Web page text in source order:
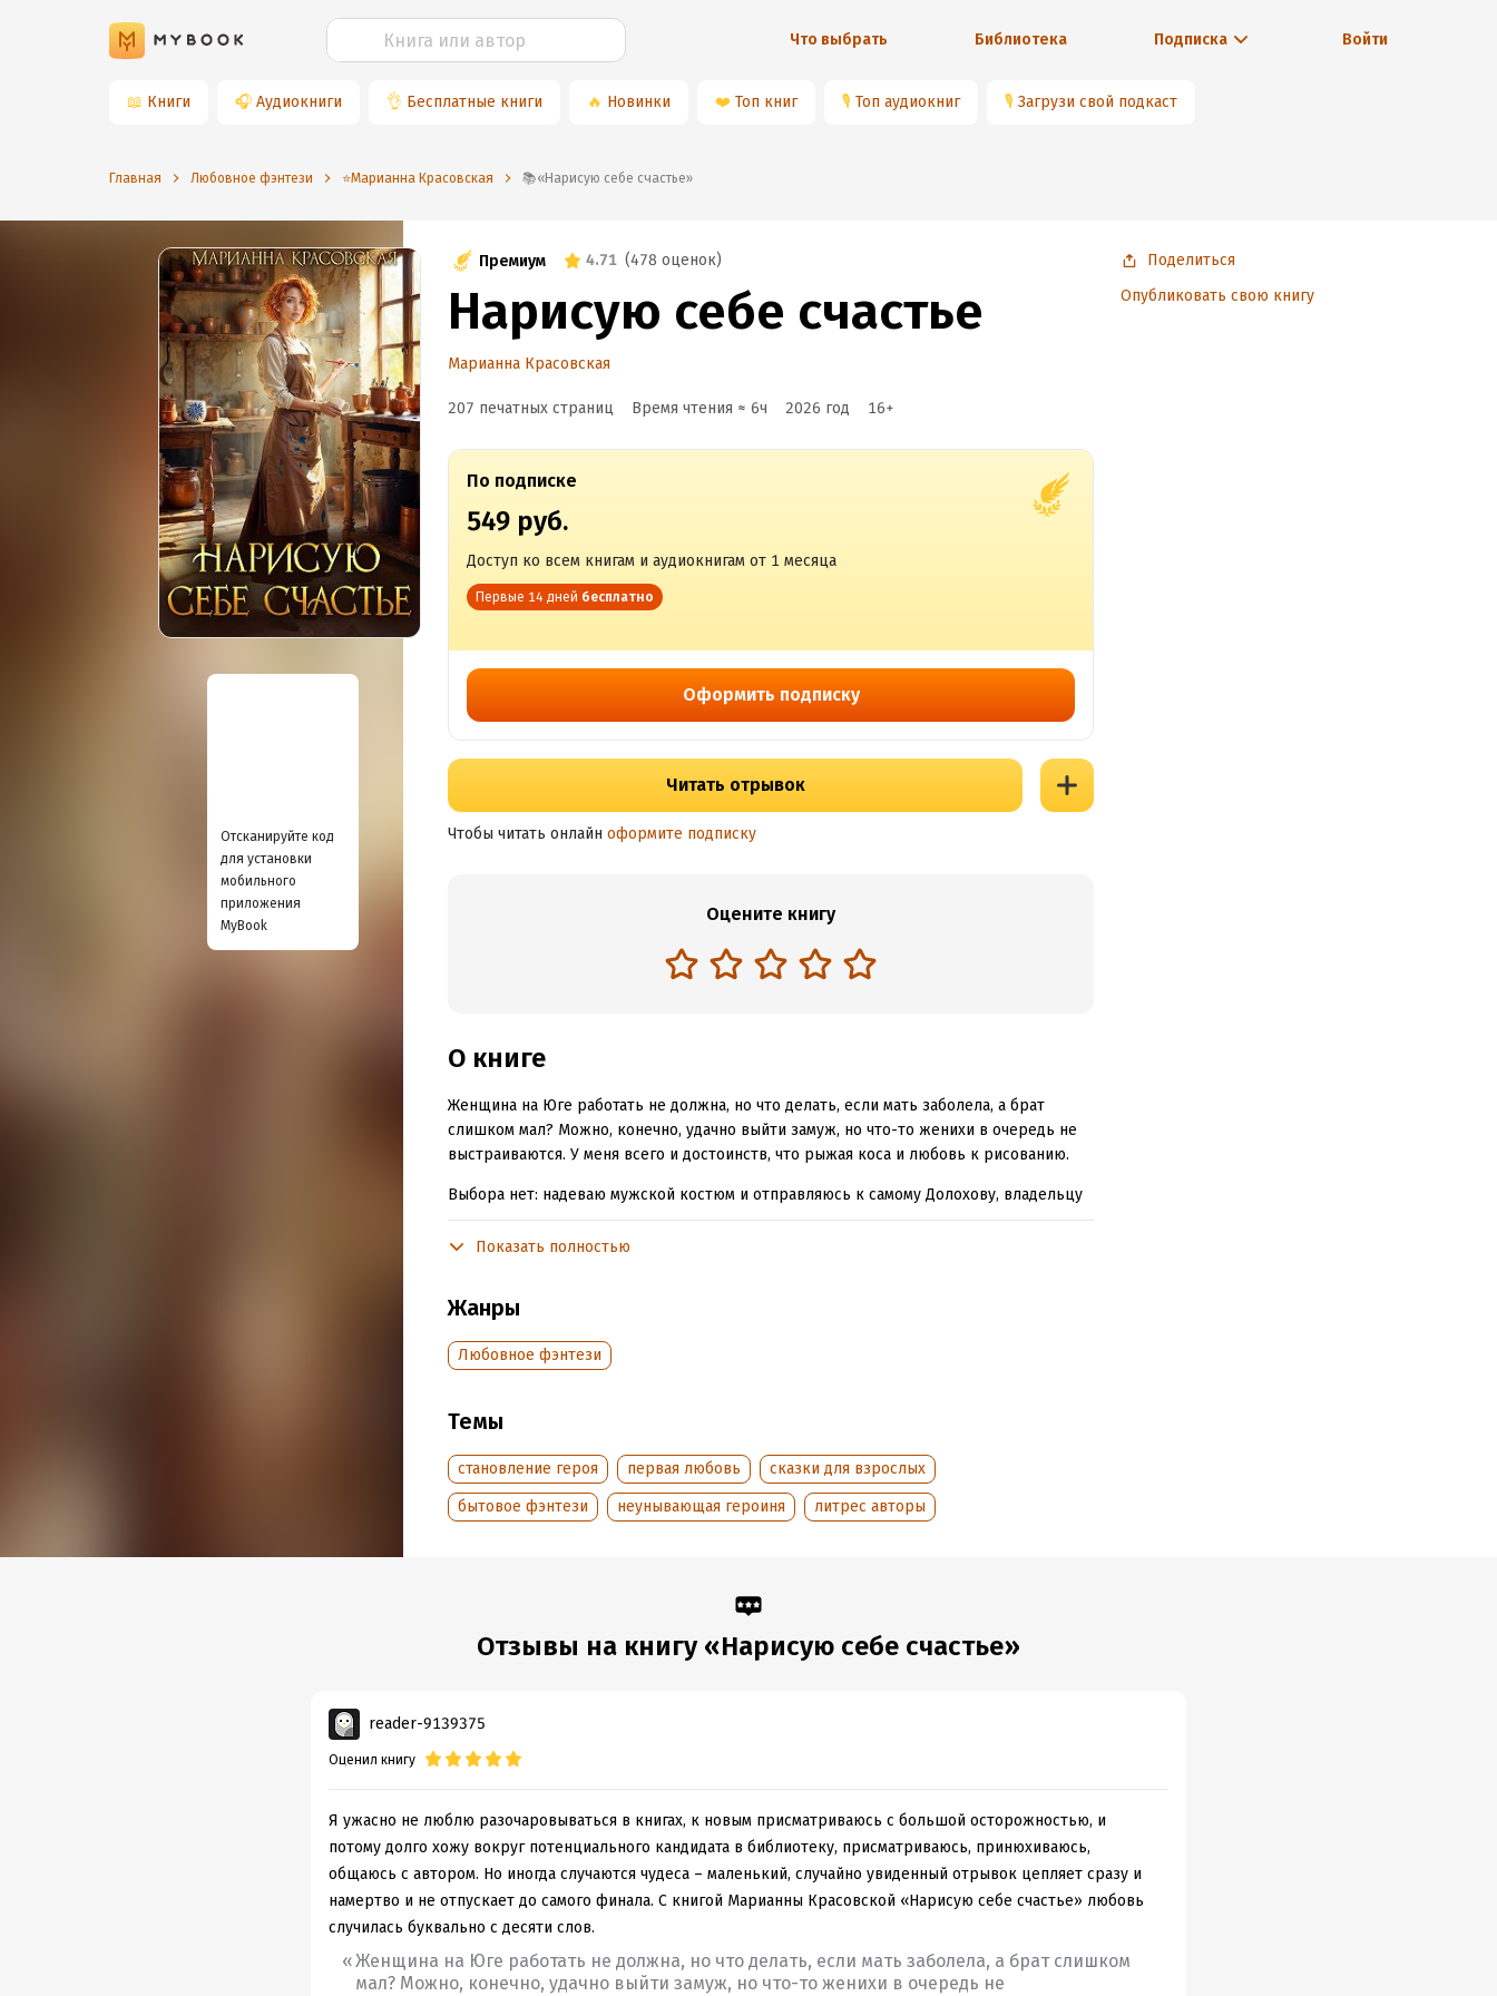
Что выбрать Библиотека Подписка Войти
📖 Книги 🎧 Аудиокниги 👌 Бесплатные книги 🔥 Новинки ❤️ Топ книг 🎙 Топ аудиокниг 🎙 Загрузи свой подкаст
Главная Любовное фэнтези ⭐️Марианна Красовская 📚«Нарисую себе счастье»
Отсканируйте код
для установки
мобильного
приложения
MyBook
Премиум 4.71 (478 оценок)
Нарисую себе счастье
Марианна Красовская
207 печатных страниц Время чтения ≈ 6ч 2026 год 16+
По подписке
549 руб.
Доступ ко всем книгам и аудиокнигам от 1 месяца
Первые 14 дней бесплатно
Оформить подписку
Читать отрывок
Чтобы читать онлайн оформите подписку
Оцените книгу
О книге
Женщина на Юге работать не должна, но что делать, если мать заболела, а брат
слишком мал? Можно, конечно, удачно выйти замуж, но что-то женихи в очередь не
выстраиваются. У меня всего и достоинств, что рыжая коса и любовь к рисованию.
Выбора нет: надеваю мужской костюм и отправляюсь к самому Долохову, владельцу
неожиданно берет меня своим помощником, а потом и вовсе делает странное
Подробная информация
Дата написания:27 марта 2025
Год издания:
Дата поступления:4 апреля 2025
Показать полностью
Жанры
Любовное фэнтези
Темы
становление героя первая любовь
сказки для взрослых
бытовое фэнтези
неунывающая героиня литрес авторы
Поделиться
Опубликовать свою книгу
Отзывы на книгу «Нарисую себе счастье»
reader-9139375
Оценил книгу
Я ужасно не люблю разочаровываться в книгах, к новым присматриваюсь с большой осторожностью, и
потому долго хожу вокруг потенциального кандидата в библиотеку, присматриваюсь, принюхиваюсь,
общаюсь с автором. Но иногда случаются чудеса – маленький, случайно увиденный отрывок цепляет сразу и
намертво и не отпускает до самого финала. С книгой Марианны Красовской «Нарисую себе счастье» любовь
случилась буквально с десяти слов.
Женщина на Юге работать не должна, но что делать, если мать заболела, а брат слишком
мал? Можно, конечно, удачно выйти замуж, но что-то женихи в очередь не